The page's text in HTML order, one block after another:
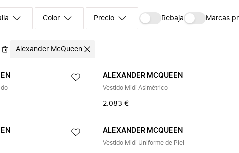
Color Precio Rebaja Marcas
Alexander McQueen
ALEXANDER MCQUEEN
Vestido Midi Asimétrico
2.083 €
ALEXANDER MCQUEEN
Vestido Midi Uniforme de Piel